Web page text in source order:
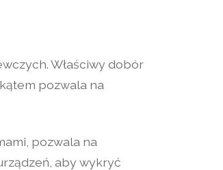
Właściwy dobór
pozwala na
pozwala na
aby wykryć